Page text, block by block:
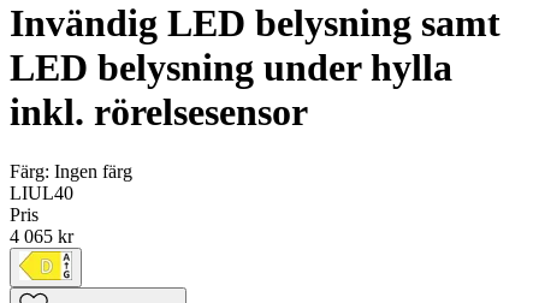
Invändig LED belysning samt
LED belysning under hylla
inkl. rörelsesensor
Färg: Ingen färg
LIUL40
Pris
4 065 kr